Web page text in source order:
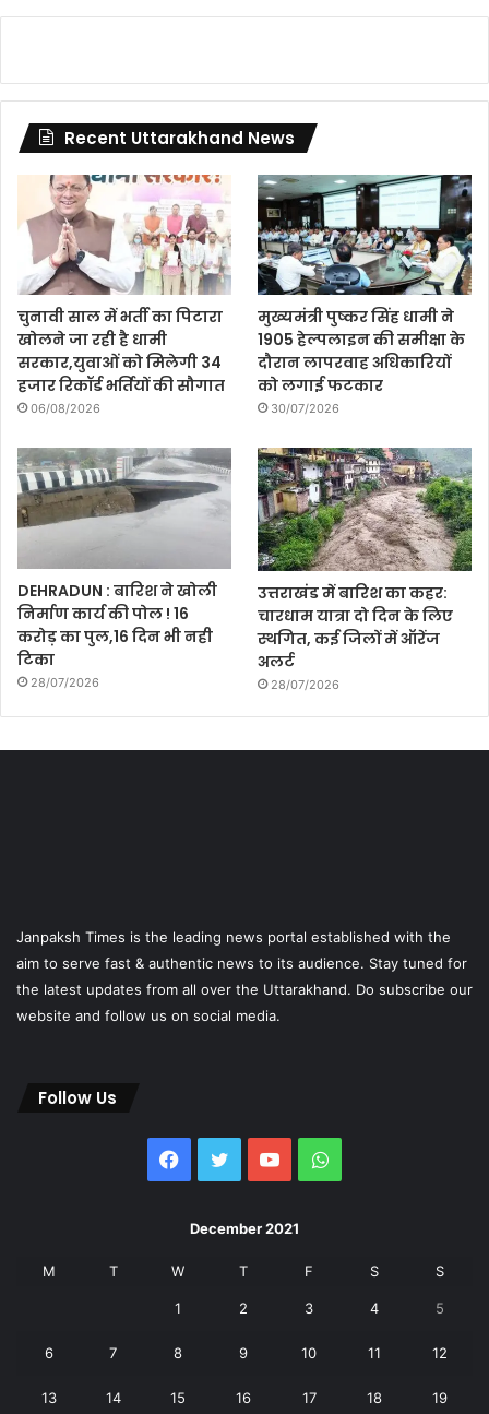
Recent Uttarakhand News
चुनावी साल में भर्ती का पिटारा
खोलने जा रही है धामी
सरकार,युवाओं को मिलेगी 34
हजार रिकॉर्ड भर्तियों की सौगात
06/08/2026
मुख्यमंत्री पुष्कर सिंह धामी ने
1905 हेल्पलाइन की समीक्षा के
दौरान लापरवाह अधिकारियों
को लगाई फटकार
30/07/2026
DEHRADUN : बारिश ने खोली
निर्माण कार्य की पोल ! 16
करोड़ का पुल,16 दिन भी नही
टिका
28/07/2026
उत्तराखंड में बारिश का कहर:
चारधाम यात्रा दो दिन के लिए
स्थगित, कई जिलों में ऑरेंज
अलर्ट
28/07/2026
Janpaksh Times is the leading news portal established with the
aim to serve fast & authentic news to its audience. Stay tuned for
the latest updates from all over the Uttarakhand. Do subscribe our
website and follow us on social media.
Follow Us
Facebook
Twitter YouTubeWhatsApp
December 2021
M T W T F S S
1 2 3 4 5
6 7 8 9 10 11 12
13 14 15 16 17 18 19